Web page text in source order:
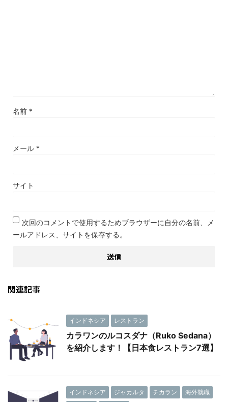
名前 *
メール *
サイト
次回のコメントで使用するためブラウザーに自分の名前、メ
ールアドレス、サイトを保存する。
関連記事
インドネシア レストラン
カラワンのルコスダナ（Ruko Sedana）
を紹介します！【日本食レストラン7選】
インドネシア ジャカルタ チカラン
海外就職